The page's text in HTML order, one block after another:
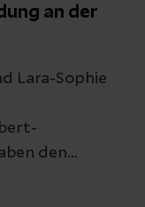
an der
Lara-Sophie
den
Sie